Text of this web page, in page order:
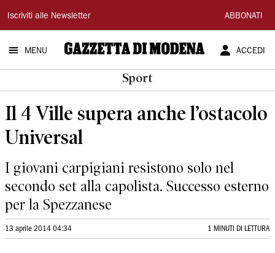
Gazzetta
di
Modena
Iscriviti alle Newsletter ABBONATI
MENU ACCEDI
Sport
Il 4 Ville supera anche l’ostacolo
Universal
I giovani carpigiani resistono solo nel
secondo set alla capolista. Successo esterno
per la Spezzanese
13 aprile 2014 04:34 1 MINUTI DI LETTURA